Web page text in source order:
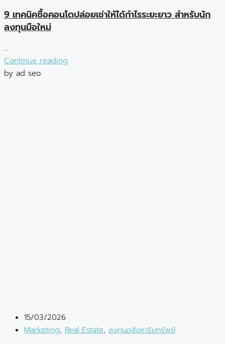
9 เทคนิคซื้อคอนโดปล่อยเช่าให้ได้กำไรระยะยาว สำหรับนัก
ลงทุนมือใหม่
...
Continue reading
by ad seo
15/03/2026
Marketing, Real Estate, ลงทุนอสังหาริมทรัพย์